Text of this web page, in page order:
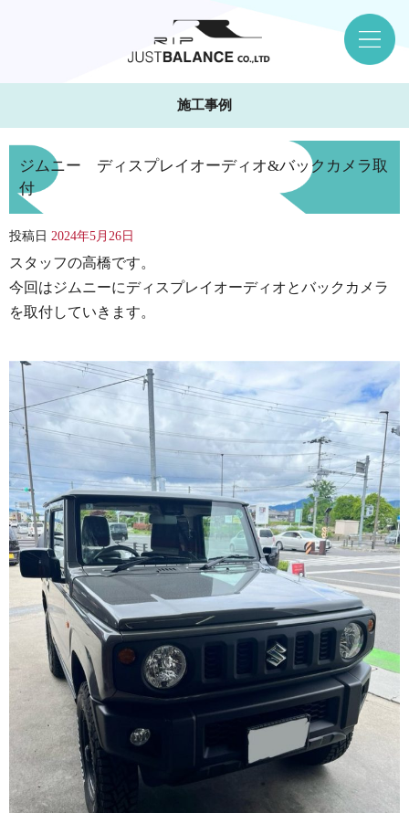
施工事例
ジムニー ディスプレイオーディオ&バックカメラ取
付
投稿日 2024年5月26日
スタッフの高橋です。
今回はジムニーにディスプレイオーディオとバックカメラ
を取付していきます。